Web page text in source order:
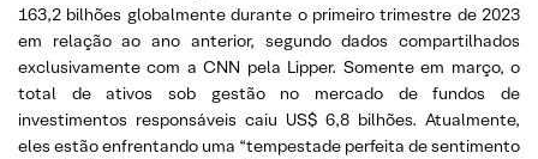
163,2 bilhões globalmente durante o primeiro trimestre de 2023
em relação ao ano anterior, segundo dados compartilhados
exclusivamente com a CNN pela Lipper. Somente em março, o
total de ativos sob gestão no mercado de fundos de
investimentos responsáveis ​​caiu US$ 6,8 bilhões. Atualmente,
eles estão enfrentando uma “tempestade perfeita de sentimento